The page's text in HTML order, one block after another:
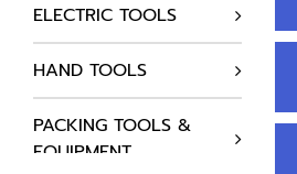
ELECTRIC TOOLS
HAND TOOLS
PACKING TOOLS &
EQUIPMENT